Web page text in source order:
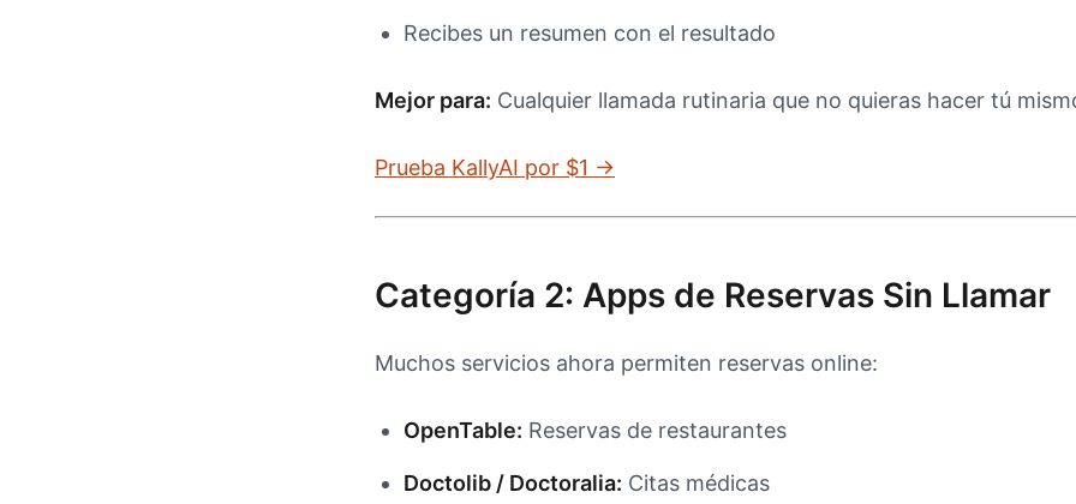
Recibes un resumen con el resultado
Mejor para: Cualquier llamada rutinaria que no quieras hacer tú
Prueba KallyAI por $1 →
Categoría 2: Apps de Reservas Sin Llamar
Muchos servicios ahora permiten reservas online:
OpenTable: Reservas de restaurantes
Doctolib / Doctoralia: Citas médicas